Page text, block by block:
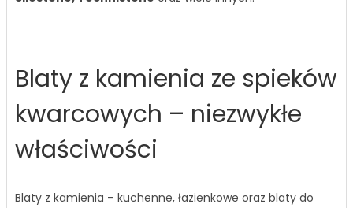
Blaty z kamienia ze spieków
kwarcowych – niezwykłe
właściwości
Blaty z kamienia – kuchenne, łazienkowe oraz blaty do